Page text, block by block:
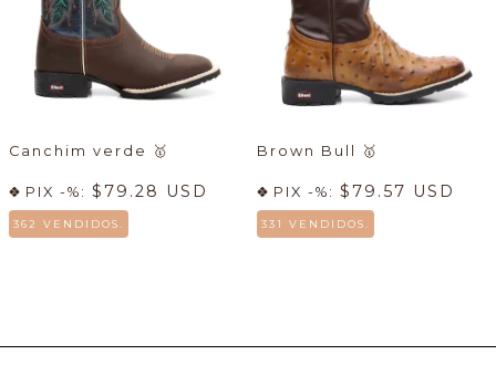
Canchim verde 🥇
PIX -%: $79.28 USD
362 VENDIDOS.
Brown Bull 🥇
PIX -%: $79.57 USD
331 VENDIDOS.